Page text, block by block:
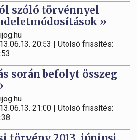
szóló törvénnyel
»
20:53 | Utolsó frissítés:
során befolyt összeg
21:00 | Utolsó frissítés: